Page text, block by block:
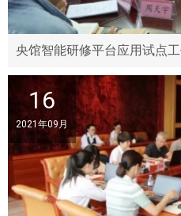
16
2021年09月